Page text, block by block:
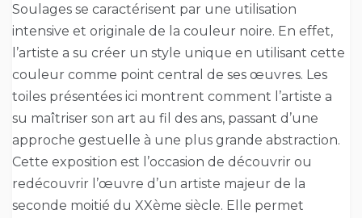
Soulages se caractérisent par une utilisation
intensive et originale de la couleur noire. En effet,
l’artiste a su créer un style unique en utilisant cette
couleur comme point central de ses œuvres. Les
toiles présentées ici montrent comment l’artiste a
su maîtriser son art au fil des ans, passant d’une
approche gestuelle à une plus grande abstraction.
Cette exposition est l’occasion de découvrir ou
redécouvrir l’œuvre d’un artiste majeur de la
seconde moitié du XXème siècle. Elle permet